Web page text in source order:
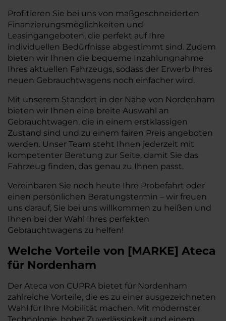
Profitieren Sie bei uns von maßgeschneiderten
Finanzierungsmöglichkeiten und
Leasingangeboten, die perfekt auf Ihre
individuellen Bedürfnisse abgestimmt sind. Zudem
bieten wir Ihnen die bequeme Inzahlungnahme
Ihres aktuellen Fahrzeugs, sodass der Erwerb Ihres
neuen Gebrauchtwagens noch einfacher wird.
Mit unserem Standort in der Nähe von Nordenham
bieten wir Ihnen eine breite Auswahl an
Gebrauchtwagen, die in einem erstklassigen
Zustand sind und zu einem fairen Preis angeboten
werden. Unser Team steht Ihnen jederzeit mit
kompetenter Beratung zur Seite, damit Sie das
Fahrzeug finden, das genau zu Ihnen passt.
Vereinbaren Sie noch heute Ihre Probefahrt oder
einen persönlichen Beratungstermin – wir freuen
uns darauf, Sie bei uns willkommen zu heißen und
Ihnen bei der Wahl Ihres perfekten
Gebrauchtwagens zu helfen!
Welche Vorteile von [MARKE] Ateca
für Nordenham
Der Ateca von CUPRA bietet für Nordenham
zahlreiche Vorteile, die es zu einer ausgezeichneten
Wahl für Ihre Mobilität machen. Mit modernster